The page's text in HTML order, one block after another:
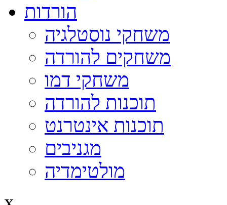
הורדות
משחקי נוסטלגיה
משחקים להורדה
משחקי דמו
תוכנות להורדה
תוכנות אינטרנט
מגניבים
מולטימדיה